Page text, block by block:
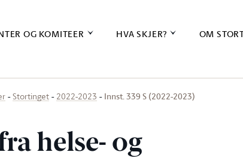
OG KOMITEER HVA SKJER? OM
Stortinget 2022-2023 Innst. 339 S (2022-2023)
helse- og